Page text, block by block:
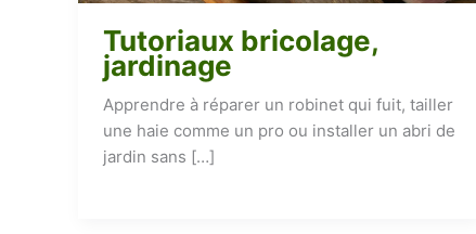
Tutoriaux bricolage,
jardinage
Apprendre à réparer un robinet qui fuit, tailler
une haie comme un pro ou installer un abri de
jardin sans […]